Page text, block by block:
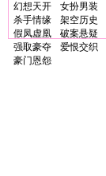
幻想天开
女扮男装
杀手情缘
架空历史
假凤虚凰
破案悬疑
强取豪夺
爱恨交织
豪门恩怨